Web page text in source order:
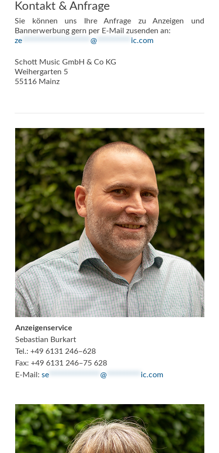
Kontakt & Anfrage
Sie können uns Ihre Anfrage zu Anzeigen und
Bannerwerbung gern per E-Mail zusenden an:
ze
@ ic.com
Schott Music GmbH & Co KG
Weihergarten 5
55116 Mainz
Anzeigenservice
Sebastian Burkart
Tel.: +49 6131 246–628
Fax: +49 6131 246–75 628
E-Mail: se @ ic.com